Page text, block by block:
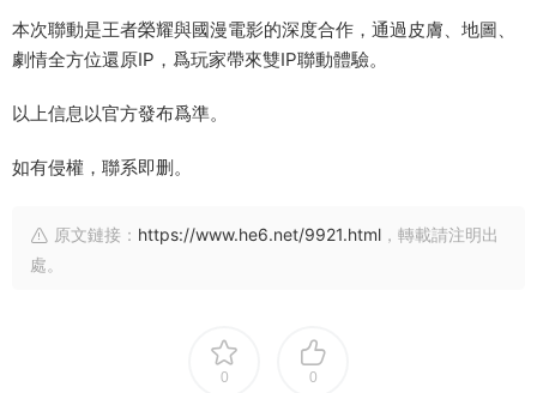
本次聯動是王者榮耀與國漫電影的深度合作，通過皮膚、地圖、
劇情全方位還原IP，爲玩家帶來雙IP聯動體驗。
以上信息以官方發布爲準。
如有侵權，聯系即删。
原文鏈接： https://www.he6.net/9921.html ，轉載請注明出
處。
0 0